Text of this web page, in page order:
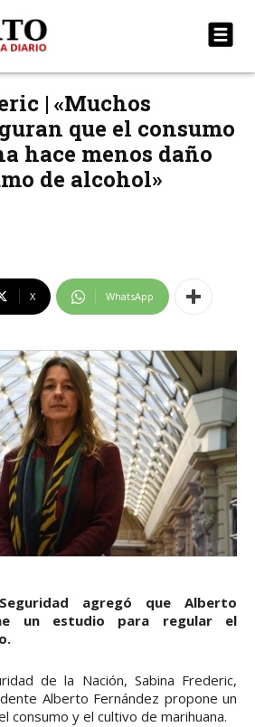
| «Muchos
que el consumo
hace menos daño
de alcohol»
X WhatsApp
agregó que Alberto
un estudio para regular el
de la Nación, Sabina Frederic,
Alberto Fernández propone un
consumo y el cultivo de marihuana.